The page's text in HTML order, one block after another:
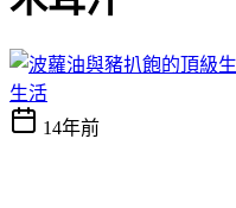
生活
14年前